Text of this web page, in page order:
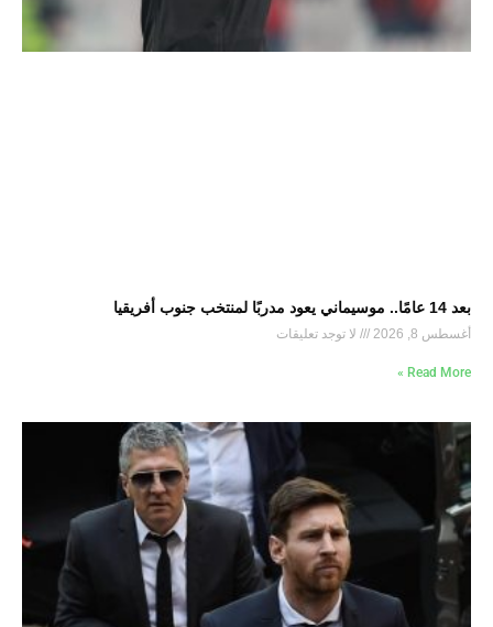
بعد 14 عامًا.. موسيماني يعود مدربًا لمنتخب جنوب أفريقيا
أغسطس 8, 2026 لا توجد تعليقات
Read More »